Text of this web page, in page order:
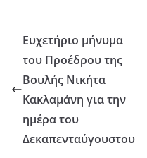
Ευχετήριο μήνυμα
του Προέδρου της
Βουλής Νικήτα
Κακλαμάνη για την
ημέρα του
Δεκαπενταύγουστου